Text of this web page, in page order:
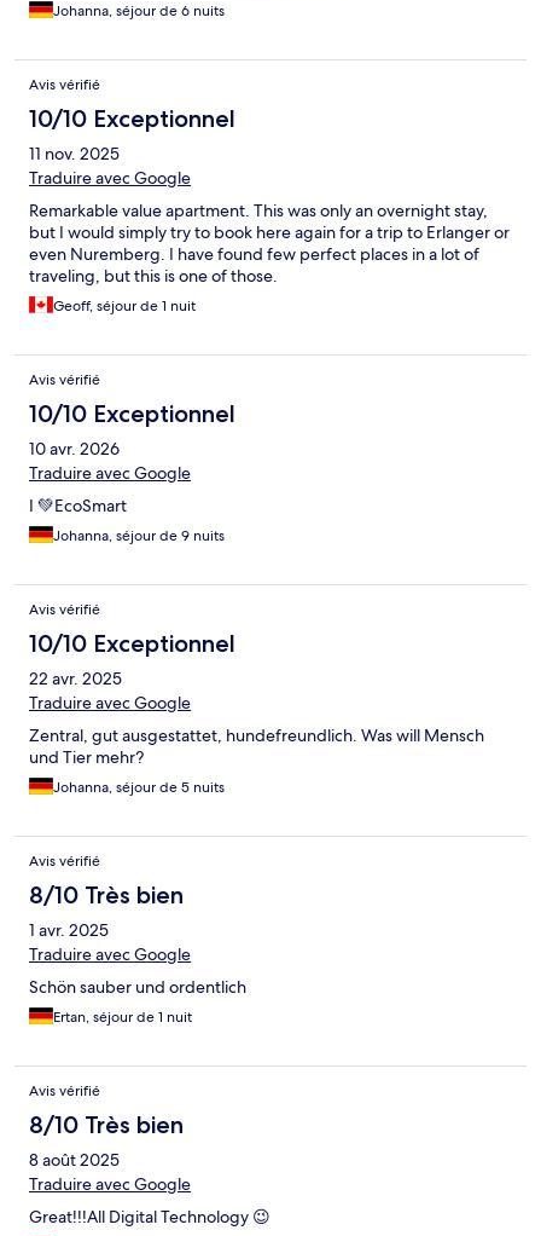
Johanna, séjour de 6 nuits
Avis vérifié
10/10 Exceptionnel
11 nov. 2025
Traduire avec Google
Remarkable value apartment. This was only an overnight stay,
but I would simply try to book here again for a trip to Erlanger or
even Nuremberg. I have found few perfect places in a lot of
traveling, but this is one of those.
Geoff, séjour de 1 nuit
Avis vérifié
10/10 Exceptionnel
10 avr. 2026
Traduire avec Google
I 💚EcoSmart
Johanna, séjour de 9 nuits
Avis vérifié
10/10 Exceptionnel
22 avr. 2025
Traduire avec Google
Zentral, gut ausgestattet, hundefreundlich. Was will Mensch
und Tier mehr?
Johanna, séjour de 5 nuits
Avis vérifié
8/10 Très bien
1 avr. 2025
Traduire avec Google
Schön sauber und ordentlich
Ertan, séjour de 1 nuit
Avis vérifié
8/10 Très bien
8 août 2025
Traduire avec Google
Great!!!All Digital Technology 😉